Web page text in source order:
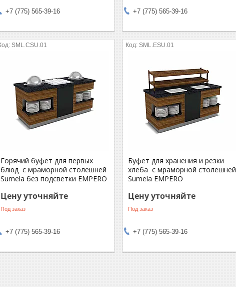
+7 (775) 565-39-16 +7 (775) 565-39-16
SML.CSU.01
Горячий буфет для первых
блюд с мраморной столешней
Sumela без подсветки EMPERO
Цену уточняйте
Под заказ
+7 (775) 565-39-16
SML.ESU.01
Буфет для хранения и резки
хлеба с мраморной столешней
Sumela EMPERO
Цену уточняйте
Под заказ
+7 (775) 565-39-16